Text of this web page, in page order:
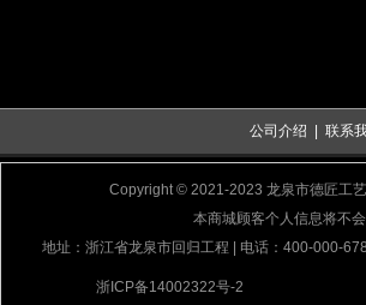
公司介绍 联系
Copyright © 2021-2023 龙泉市德匠工
本商城顾客个人信息将不
地址：浙江省龙泉市回归工程 | 电话：400-000-
浙ICP备14002322号-2